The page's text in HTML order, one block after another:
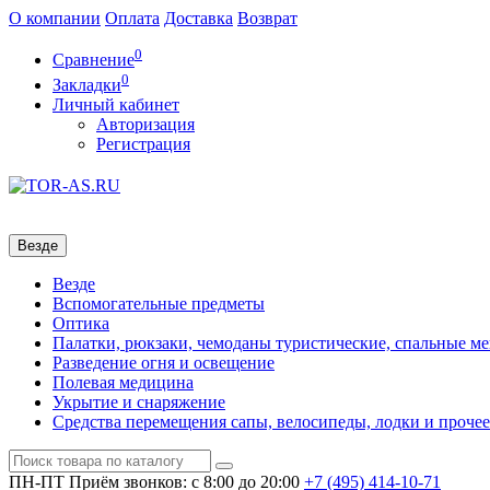
О компании Оплата Доставка Возврат
Сравнение0
Закладки0
Личный кабинет
Авторизация
Регистрация
Везде
Везде
Вспомогательные предметы
Оптика
Палатки, рюкзаки, чемоданы туристические, спальные
Разведение огня и освещение
Полевая медицина
Укрытие и снаряжение
Средства перемещения сапы, велосипеды, лодки и прочее
ПН-ПТ Приём звонков: с 8:00 до 20:00 +7 (495) 414-10-71